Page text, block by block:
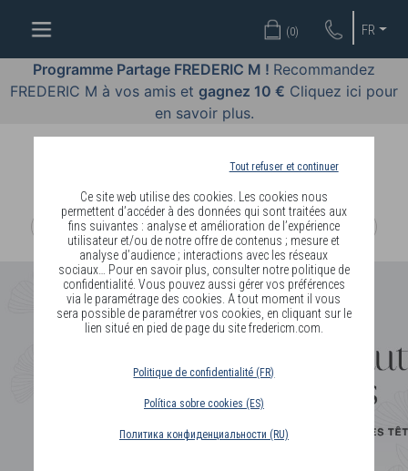
Tout refuser et continuer
Ce site web utilise des cookies. Les cookies nous
permettent d’accéder à des données qui sont traitées aux
fins suivantes : analyse et amélioration de l’expérience
utilisateur et/ou de notre offre de contenus ; mesure et
analyse d’audience ; interactions avec les réseaux
sociaux… Pour en savoir plus, consulter notre politique de
confidentialité. Vous pouvez aussi gérer vos préférences
via le paramétrage des cookies. A tout moment il vous
sera possible de paramétrer vos cookies, en cliquant sur le
lien situé en pied de page du site fredericm.com.
Politique de confidentialité (FR)
Política sobre cookies (ES)
Политика конфиденциальности (RU)
FR
(0)
Programme Partage FREDERIC M ! Recommandez
FREDERIC M à vos amis et gagnez 10 € Cliquez ici pour
en savoir plus.
OFFRES
COSMÉTIQUES
PARFUMS
BODY
DIAGNOSTIC
PEAU
DEVENIR
DISTRIBUTEUR